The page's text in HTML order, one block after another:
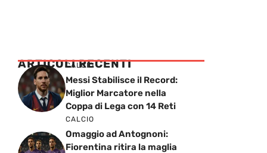
ARTICOLI RECENTI
CALCIO
Messi Stabilisce il Record:
Miglior Marcatore nella
Coppa di Lega con 14 Reti
CALCIO
Omaggio ad Antognoni:
Fiorentina ritira la maglia